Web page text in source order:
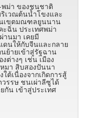
ม่า ของชนชาติ
เวณต้นน้ำโขงและ
นเขตมณฑลยูนนาน
ะฉิ่น ประเทศพม่า
านมา เคยมี
ดนให้กับจีนและกลาย
ย้ายเข้าสู่รัฐฉาน
ต่างๆ เช่น เมือง
หมา สิบสองปันนา
ต้เนื่องจากเกิดการสู้
รรษ ชนเผ่าลีซูได้
กัน เข้าสู่ประเทศ